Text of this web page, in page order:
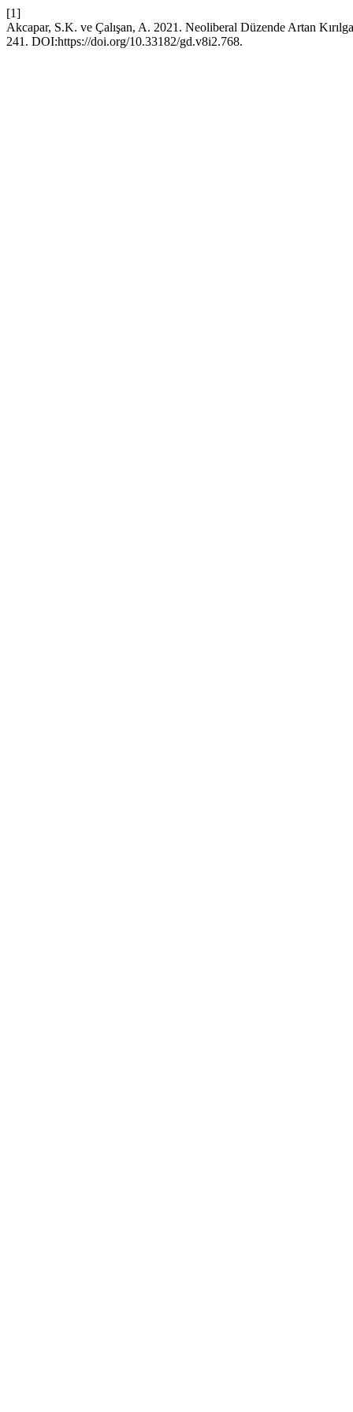
[1]
Akcapar, S.K. ve Çalışan, A. 2021. Neoliberal Düzende Artan
241. DOI:https://doi.org/10.33182/gd.v8i2.768.